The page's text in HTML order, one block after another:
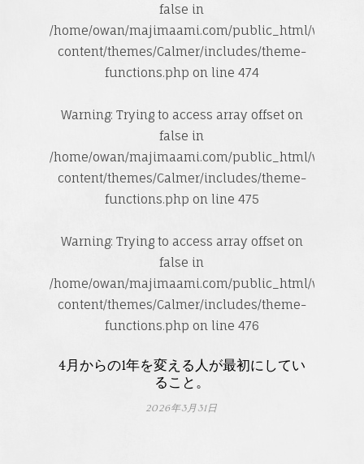
false in
/home/owan/majimaami.com/public_html/wp-
content/themes/Calmer/includes/theme-
functions.php on line 474
Warning: Trying to access array offset on
false in
/home/owan/majimaami.com/public_html/wp-
content/themes/Calmer/includes/theme-
functions.php on line 475
Warning: Trying to access array offset on
false in
/home/owan/majimaami.com/public_html/wp-
content/themes/Calmer/includes/theme-
functions.php on line 476
4月からの1年を変える人が最初にしてい
ること。
2026年3月31日